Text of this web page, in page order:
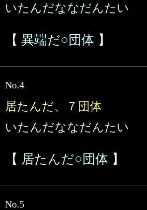
いたんだななだんたい
【 異端だ○団体 】
No.4
居たんだ、７団体
いたんだななだんたい
【 居たんだ○団体 】
No.5